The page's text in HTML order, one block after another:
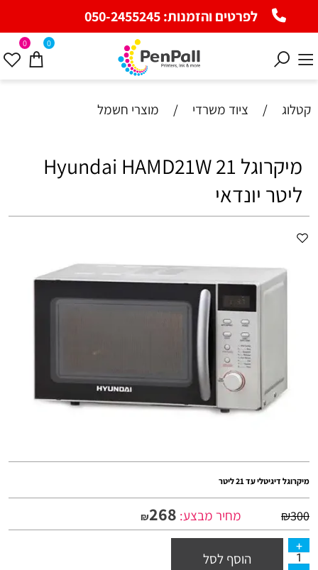
לפרטים והזמנות:050-2455245
0 0
קטלוג / ציוד משרדי / מוצרי חשמל
מיקרוגל Hyundai HAMD21W 21
ליטר יונדאי
מיקרוגל דיגיטלי עד 21 ליטר
₪300 מחיר מבצע: ₪268
הוסף לסל